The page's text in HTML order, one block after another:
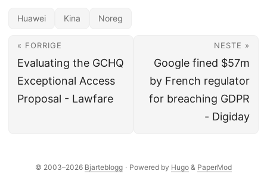
Huawei Kina Noreg
« FORRIGE
Evaluating the GCHQ
Exceptional Access
Proposal - Lawfare
NESTE »
Google fined $57m
by French regulator
for breaching GDPR
- Digiday
© 2003–2026 Bjarteblogg · Powered by Hugo & PaperMod